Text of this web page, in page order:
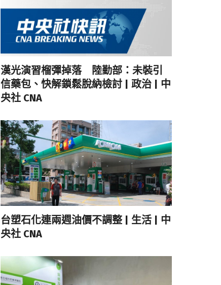
漢光演習榴彈掉落 陸勤部：未裝引
信藥包、快解鎖鬆脫納檢討 | 政治 | 中
央社 CNA
台塑石化連兩週油價不調整 | 生活 | 中
央社 CNA